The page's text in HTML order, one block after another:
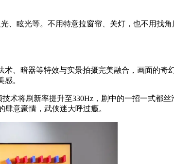
眩光等。不用特意拉窗帘、关灯，也不用找角
、暗器等特效与实景拍摄完美融合，画面的奇
。
术将刷新率提升至330Hz，剧中的一招一式都
意豪情，武侠迷大呼过瘾。